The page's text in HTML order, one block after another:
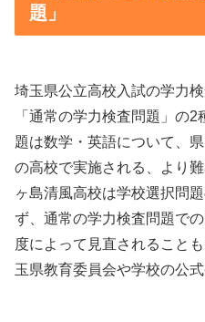
題」
埼玉県公立高校入試の学力
「通常の学力検査問題」の
題は数学・英語について、
の高校で実施される、より
ヶ島清風高校は学校選択問
ず、通常の学力検査問題で
度によって見直されること
玉県教育委員会や学校の公